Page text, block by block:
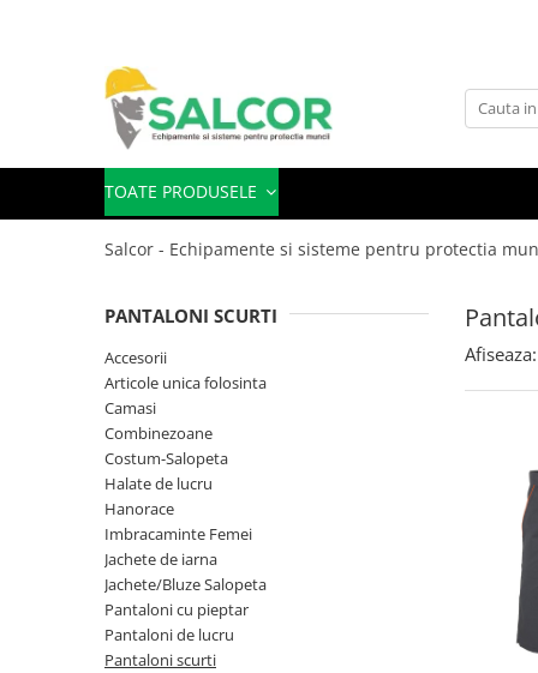
Toate Produsele
Imbracaminte
Accesorii
Articole unica folosinta
Halate de lucru
Imbracaminte Femei
Jachete de iarna
Jachete/Bluze Salopeta
Pantaloni cu pieptar
Pantaloni de lucru
TOATE PRODUSELE
Salcor - Echipamente si sisteme pentru protectia
PANTALONI SCURTI
Accesorii
Articole unica folosinta
Camasi
Combinezoane
Costum-Salopeta
Halate de lucru
Hanorace
Imbracaminte Femei
Jachete de iarna
Jachete/Bluze Salopeta
Pantaloni cu pieptar
Pantaloni de lucru
Pantaloni scurti
Afiseaza: